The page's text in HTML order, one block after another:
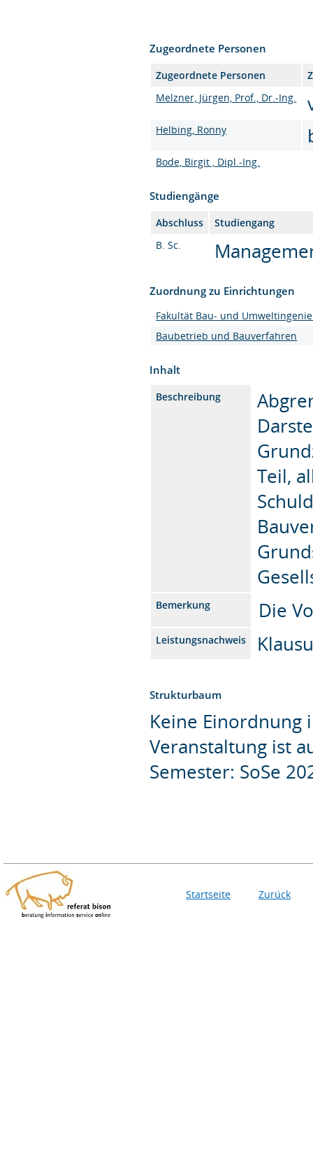
Zugeordnete Personen
Zugeordnete Personen
Melzner, Jürgen, Prof., Dr.-Ing.
Helbing, Ronny
Bode, Birgit , Dipl.-Ing.
Studiengänge
Abschluss
Studiengang
B. Sc.
Zuordnung zu Einrichtungen
Fakultät Bau- und
Baubetrieb und Bauverfahren
Inhalt
Beschreibung
Teil,
Bemerkung Die
Leistungsnachweis
Strukturbaum
Keine Einordnung
Veranstaltung ist
Semester: SoSe
Startseite Zurück